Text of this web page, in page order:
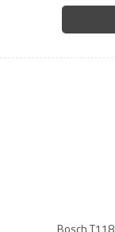
Bosch